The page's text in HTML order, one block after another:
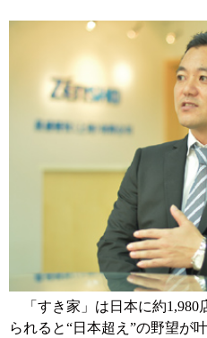
「すき家」は日本に約1,980
られると“日本超え”の野望が